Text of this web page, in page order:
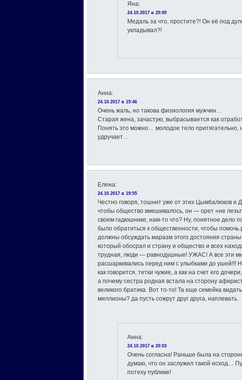
Яна:
24.10.2017 в 20:00
Медаль за что, простите?! Он её под
укладывал?!
Анна:
24.10.2017 в 19:46
Очень жаль, но такова физиология мужчин…
Старая жена, зачастую, выбрасывается как
Понять это можно… молодое тело притягательно,
удручает…
Елена:
24.10.2017 в 19:55
Честно говоря, тошнит уже от этих Цымбалюков и
чтобы общество вмешивалось, он — орет «не
своем гадюшнике, нам-то что? Ну, понятное
было обратиться к общественности, чтобы помочь
должны обсуждать маразм этого достояния страны
который обосрал и страну и общество и всех
трудная, люди — равнодушные! УЖАС! А все эти
расшаркивались перед ним с улыбками до ушей!!!
как говорится, тетки чужие, а как на счет его
а почему сестра родная встала на сторону
великого братика. Вот то-то! Та еще семейка
миллионы? да пусть сожрут друг друга, наплевать.
Анна:
24.10.2017 в 20:03
Очень согласна! Раньше была на
думаю, что он заслужил такой исход…
потеху публике!